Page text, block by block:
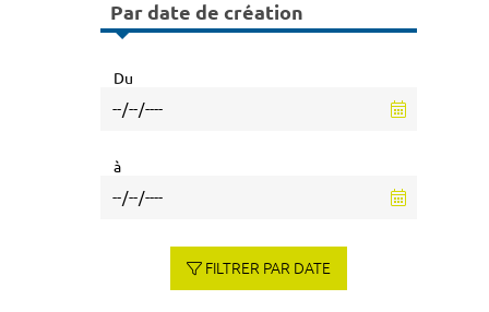
Par date de création
Du
à
FILTRER PAR DATE